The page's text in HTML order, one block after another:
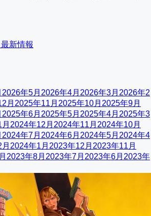
新情報
2026年5月 2026年4月 2026年3月 2026年2
月 2025年11月 2025年10月 2025年9月
2025年6月 2025年5月 2025年4月 2025年3
2024年12月 2024年11月 2024年10月
2024年7月 2024年6月 2024年5月 2024年4
2024年1月 2023年12月 2023年11月
2023年8月 2023年7月 2023年6月 2023年